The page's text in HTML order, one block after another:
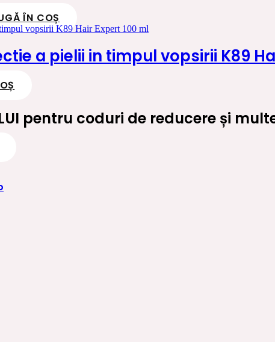
ÎN COȘ
a pielii in timpul vopsirii K89
pentru coduri de reducere și